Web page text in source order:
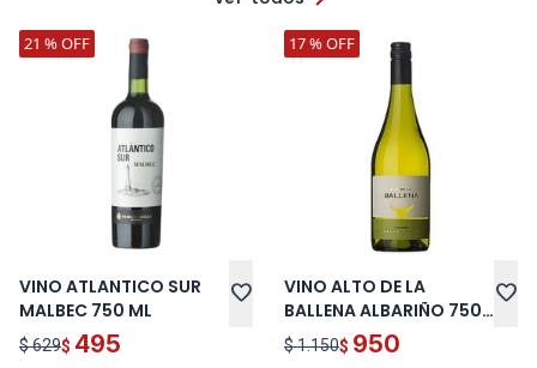
21 % OFF
VINO ATLANTICO SUR
MALBEC 750 ML
favorite
$ 629$ 495
17 % OFF
VINO ALTO DE LA
BALLENA ALBARIÑO 750
ML
favorite
$ 1.150$ 950